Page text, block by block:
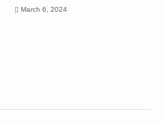
March 6, 2024